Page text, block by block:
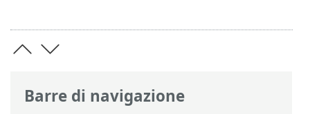
Barre di navigazione